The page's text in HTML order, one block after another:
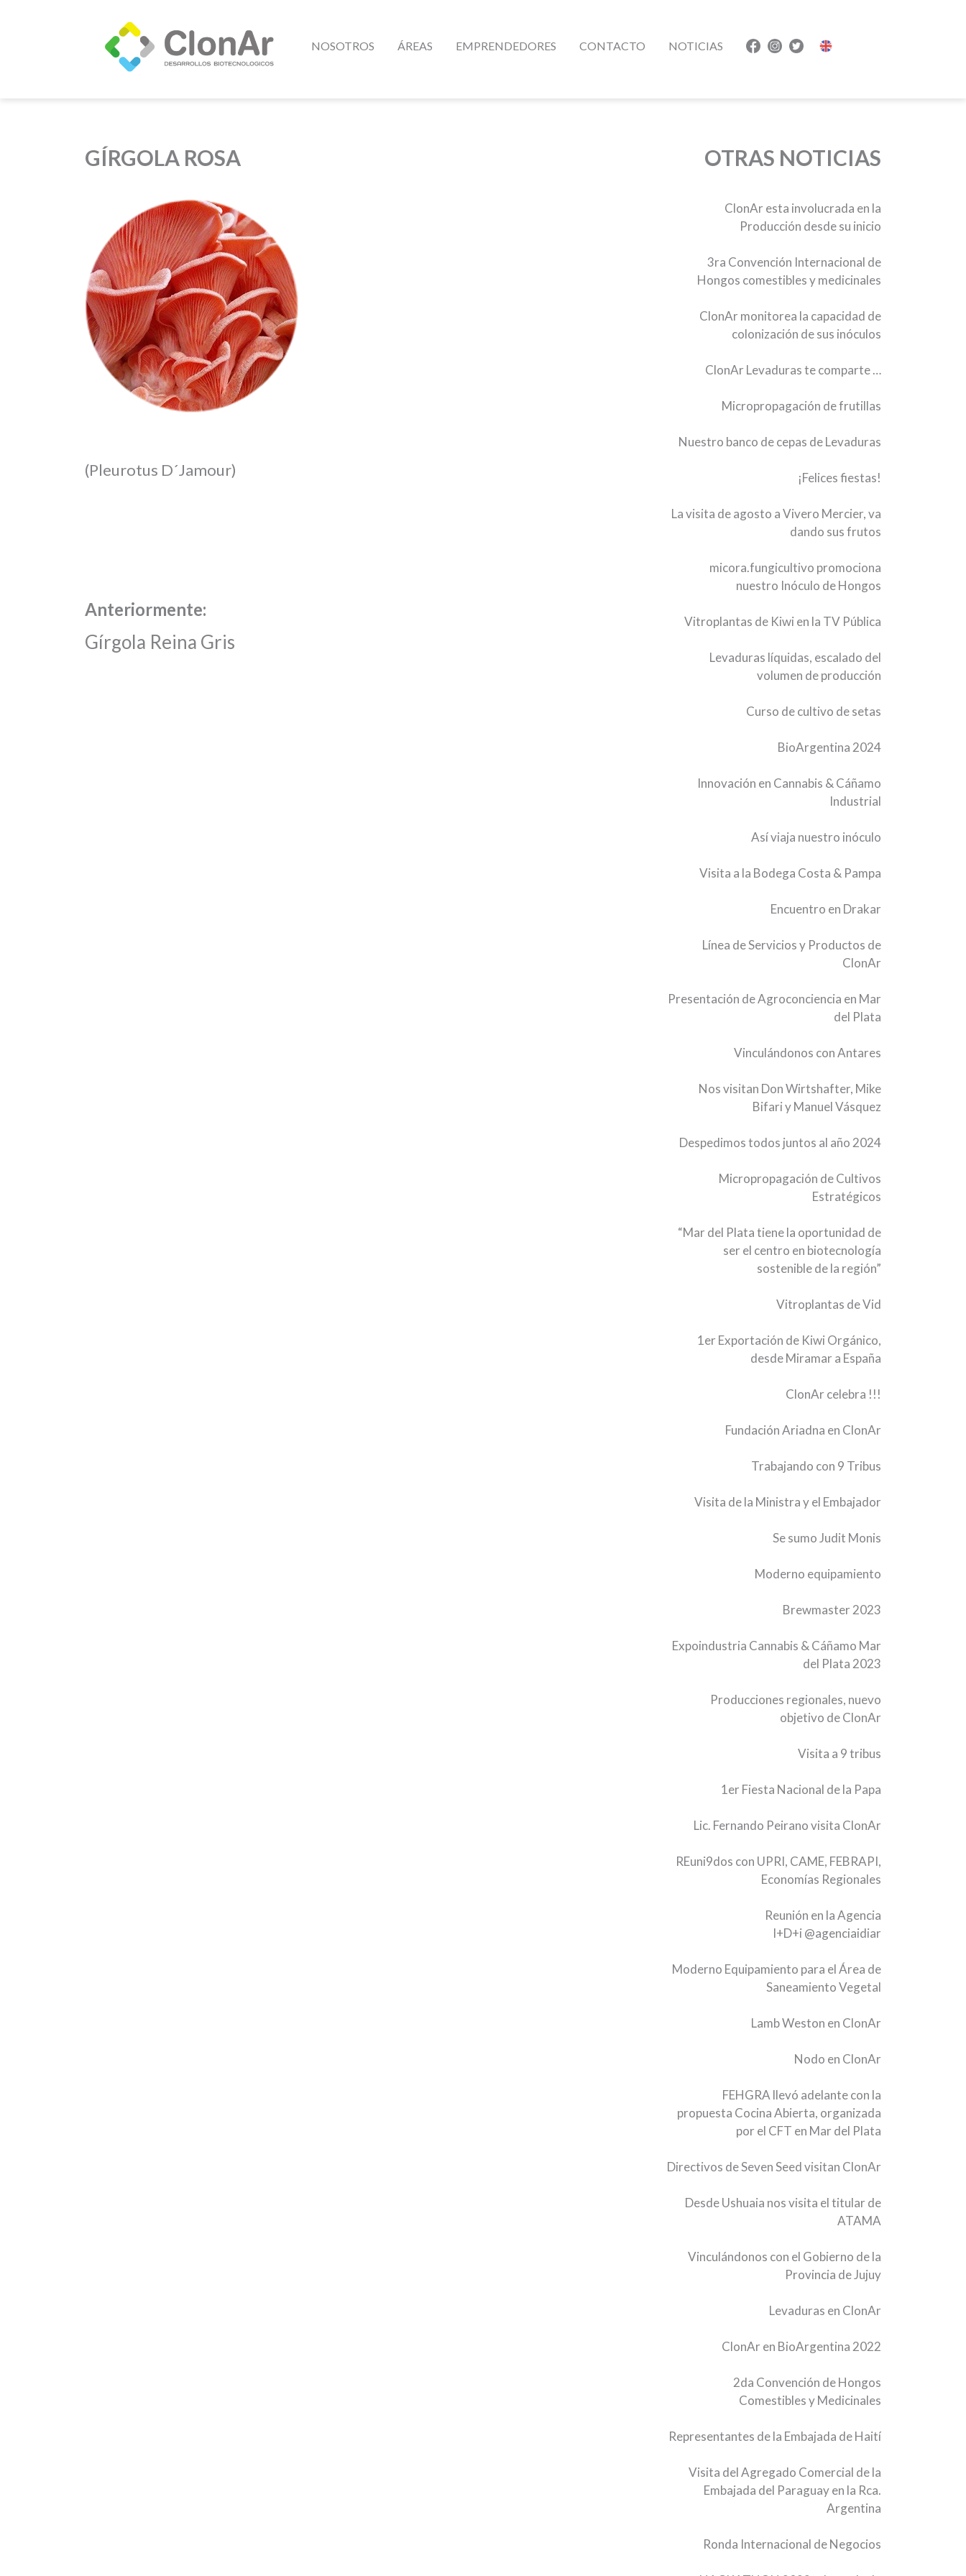
NOSOTROS ÁREAS EMPRENDEDORES CONTACTO NOTICIAS
GÍRGOLA ROSA
(Pleurotus D´Jamour)
Anteriormente:
Gírgola Reina Gris
OTRAS NOTICIAS
ClonAr esta involucrada en la
Producción desde su inicio
3ra Convención Internacional de
Hongos comestibles y medicinales
ClonAr monitorea la capacidad de
colonización de sus inóculos
ClonAr Levaduras te comparte …
Micropropagación de frutillas
Nuestro banco de cepas de Levaduras
¡Felices fiestas!
La visita de agosto a Vivero Mercier, va
dando sus frutos
micora.fungicultivo promociona
nuestro Inóculo de Hongos
Vitroplantas de Kiwi en la TV Pública
Levaduras líquidas, escalado del
volumen de producción
Curso de cultivo de setas
BioArgentina 2024
Innovación en Cannabis & Cáñamo
Industrial
Así viaja nuestro inóculo
Visita a la Bodega Costa & Pampa
Encuentro en Drakar
Línea de Servicios y Productos de
ClonAr
Presentación de Agroconciencia en Mar
del Plata
Vinculándonos con Antares
Nos visitan Don Wirtshafter, Mike
Bifari y Manuel Vásquez
Despedimos todos juntos al año 2024
Micropropagación de Cultivos
Estratégicos
“Mar del Plata tiene la oportunidad de
ser el centro en biotecnología
sostenible de la región”
Vitroplantas de Vid
1er Exportación de Kiwi Orgánico,
desde Miramar a España
ClonAr celebra !!!
Fundación Ariadna en ClonAr
Trabajando con 9 Tribus
Visita de la Ministra y el Embajador
Se sumo Judit Monis
Moderno equipamiento
Brewmaster 2023
Expoindustria Cannabis & Cáñamo Mar
del Plata 2023
Producciones regionales, nuevo
objetivo de ClonAr
Visita a 9 tribus
1er Fiesta Nacional de la Papa
Lic. Fernando Peirano visita ClonAr
REuni9dos con UPRI, CAME, FEBRAPI,
Economías Regionales
Reunión en la Agencia
I+D+i @agenciaidiar
Moderno Equipamiento para el Área de
Saneamiento Vegetal
Lamb Weston en ClonAr
Nodo en ClonAr
FEHGRA llevó adelante con la
propuesta Cocina Abierta, organizada
por el CFT en Mar del Plata
Directivos de Seven Seed visitan ClonAr
Desde Ushuaia nos visita el titular de
ATAMA
Vinculándonos con el Gobierno de la
Provincia de Jujuy
Levaduras en ClonAr
ClonAr en BioArgentina 2022
2da Convención de Hongos
Comestibles y Medicinales
Representantes de la Embajada de Haití
Visita del Agregado Comercial de la
Embajada del Paraguay en la Rca.
Argentina
Ronda Internacional de Negocios